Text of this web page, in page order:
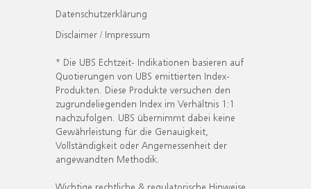
Datenschutzerklärung
Disclaimer / Impressum
* Die UBS Echtzeit- Indikationen basieren auf
Quotierungen von UBS emittierten Index-
Produkten. Diese Produkte versuchen den
zugrundeliegenden Index im Verhältnis 1:1
nachzufolgen. UBS übernimmt dabei keine
Gewährleistung für die Genauigkeit,
Vollständigkeit oder Angemessenheit der
angewandten Methodik.